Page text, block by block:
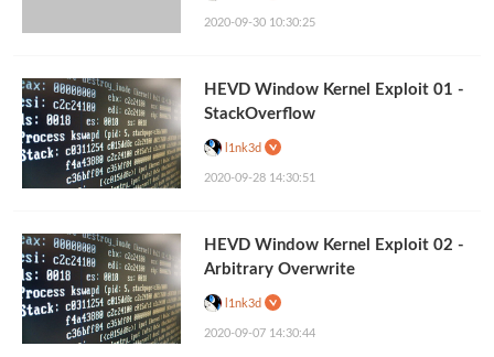
2020-09-30 10:30:25
HEVD Window Kernel Exploit 01 -
StackOverflow
l1nk3d
2020-09-28 14:30:51
HEVD Window Kernel Exploit 02 -
Arbitrary Overwrite
l1nk3d
2020-09-07 14:30:44